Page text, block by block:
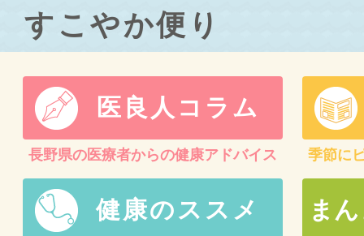
すこやか便り
医良人コラム
長野県の医療者からの健康アドバイス 季節に
健康のススメ ま